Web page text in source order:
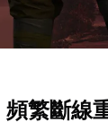
繁斷線